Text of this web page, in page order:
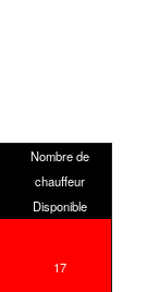
Nombre de
chauffeur
Disponible
17